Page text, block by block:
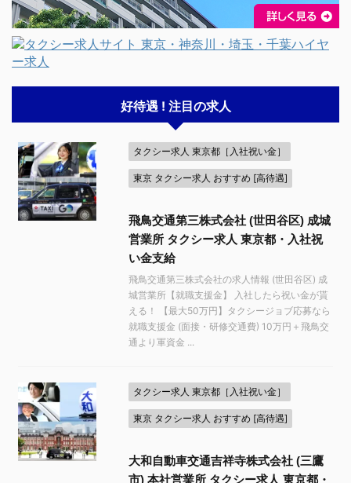
好待遇 ! 注目の求人
タクシー求人 東京都［入社祝い金］
東京 タクシー求人 おすすめ [高待遇]
飛鳥交通第三株式会社 (世田谷区) 成城
営業所 タクシー求人 東京都・入社祝
い金支給
飛鳥交通第三株式会社の求人情報 (世田谷区) 成
城営業所【就職支援金】 入社したら祝い金が貰
える！ 【最大50万円】タクシージョブ応募なら
就職支援金 (面接・研修交通費) 10万円＋飛鳥交
通より軍資金 ...
タクシー求人 東京都［入社祝い金］
東京 タクシー求人 おすすめ [高待遇]
大和自動車交通吉祥寺株式会社 (三鷹
市) 本社営業所 タクシー求人 東京都・